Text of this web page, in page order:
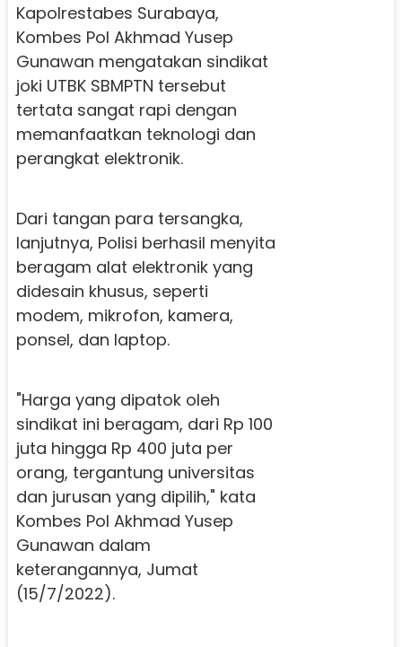
Kapolrestabes Surabaya,
Kombes Pol Akhmad Yusep
Gunawan mengatakan sindikat
joki UTBK SBMPTN tersebut
tertata sangat rapi dengan
memanfaatkan teknologi dan
perangkat elektronik.
Dari tangan para tersangka,
lanjutnya, Polisi berhasil menyita
beragam alat elektronik yang
didesain khusus, seperti
modem, mikrofon, kamera,
ponsel, dan laptop.
"Harga yang dipatok oleh
sindikat ini beragam, dari Rp 100
juta hingga Rp 400 juta per
orang, tergantung universitas
dan jurusan yang dipilih," kata
Kombes Pol Akhmad Yusep
Gunawan dalam
keterangannya, Jumat
(15/7/2022).